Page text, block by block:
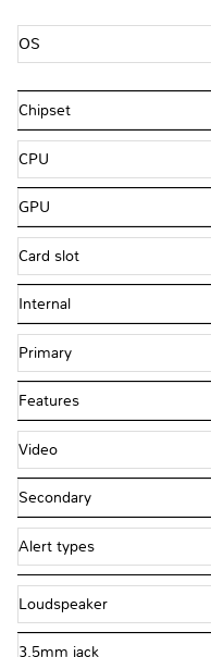
OS
Chipset
CPU
GPU
Card slot
Internal
Primary
Features
Video
Secondary
Alert types
Loudspeaker
3.5mm jack